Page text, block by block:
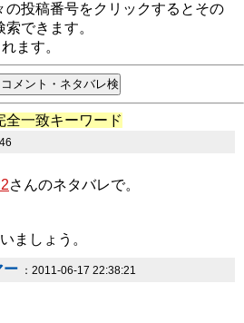
の投稿番号をクリックするとその
できます。
ます。
全一致キーワード
さんのネタバレで。
ましょう。
ー ：2011-06-17 22:38:21